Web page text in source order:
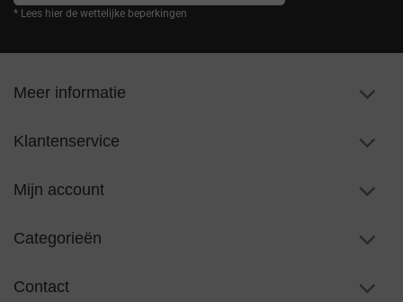
* Lees hier de wettelijke beperkingen
Meer informatie
Klantenservice
Mijn account
Categorieën
Contact